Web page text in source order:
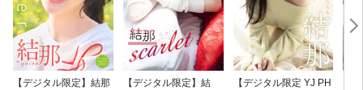
【デジタル限定】結那
【デジタル限定】結
【デジタル限定 YJ PH